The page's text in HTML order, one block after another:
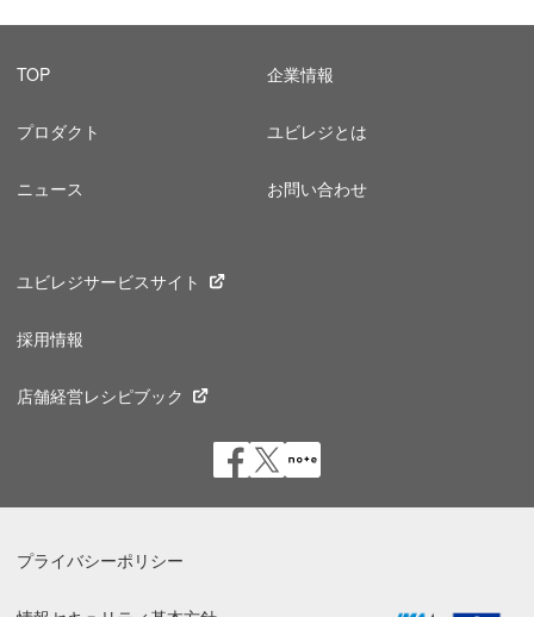
TOP 企業情報
プロダクト ユビレジとは
ニュース お問い合わせ
ユビレジサービスサイト
採用情報
店舗経営レシピブック
プライバシーポリシー